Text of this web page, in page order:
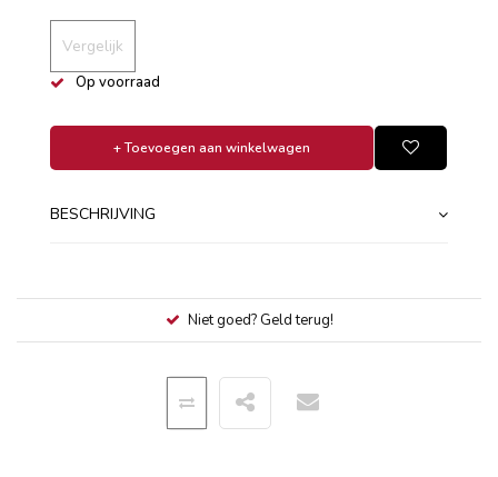
Vergelijk
Op voorraad
+ Toevoegen aan winkelwagen
BESCHRIJVING
Niet goed? Geld terug!